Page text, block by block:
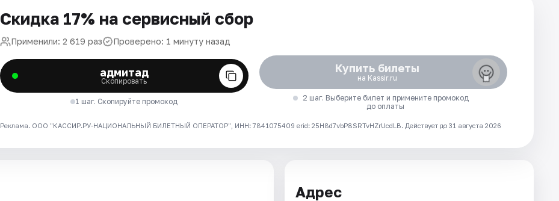
Скидка 17% на сервисный сбор
Применили: 2 619 раз Проверено: 1 минуту назад
адмитад
Скопировать
1 шаг. Скопируйте промокод
Купить билеты
на Kassir.ru
2 шаг. Выберите билет и примените промокод
до оплаты
Реклама. ООО "КАССИР.РУ-НАЦИОНАЛЬНЫЙ БИЛЕТНЫЙ ОПЕРАТОР", ИНН: 7841075409 erid: 25H8d7vbP8SRTvHZrUcdLB. Действует до 31 августа 2026
Адрес